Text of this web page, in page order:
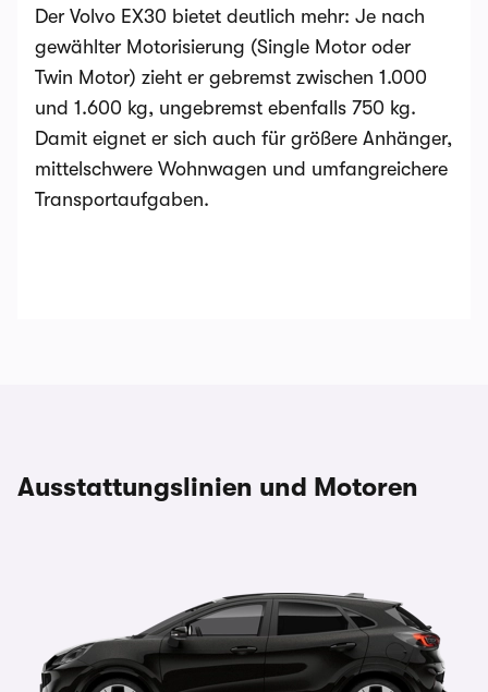
Der Volvo EX30 bietet deutlich mehr: Je nach
gewählter Motorisierung (Single Motor oder
Twin Motor) zieht er gebremst zwischen 1.000
und 1.600 kg, ungebremst ebenfalls 750 kg.
Damit eignet er sich auch für größere Anhänger,
mittelschwere Wohnwagen und umfangreichere
Transportaufgaben.
Ausstattungslinien und Motoren